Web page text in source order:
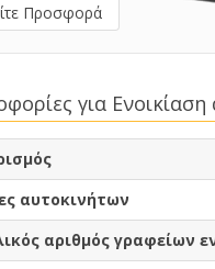
Προσφορά
για
αυτοκινήτων
αριθμός γραφείων